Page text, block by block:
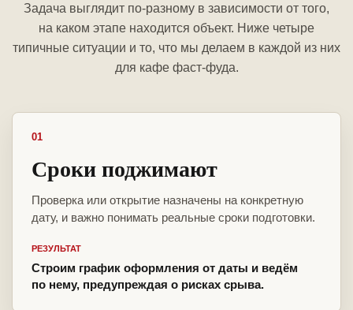
Задача выглядит по-разному в зависимости от того,
на каком этапе находится объект. Ниже четыре
типичные ситуации и то, что мы делаем в каждой из них
для кафе фаст-фуда.
01
Сроки поджимают
Проверка или открытие назначены на конкретную
дату, и важно понимать реальные сроки подготовки.
РЕЗУЛЬТАТ
Строим график оформления от даты и ведём
по нему, предупреждая о рисках срыва.